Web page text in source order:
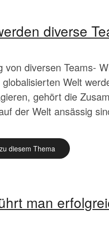
diverse
von diversen Teams-
Welt
gehört die
der Welt ansässig
diesem Thema
man